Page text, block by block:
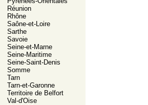
Réunion
Rhône
Saône-et-Loire
Sarthe
Savoie
Seine-et-Marne
Seine-Maritime
Seine-Saint-Denis
Somme
Tarn
Tarn-et-Garonne
Territoire de Belfort
Val-d'Oise